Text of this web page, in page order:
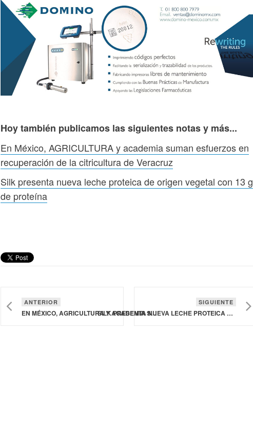
Hoy también publicamos las siguientes notas y más...
En México, AGRICULTURA y academia suman esfuerzos en
recuperación de la citricultura de Veracruz
Silk presenta nueva leche proteica de origen vegetal con 13 g
de proteína
ANTERIOR
EN MÉXICO, AGRICULTURA Y ACADEMIA SUMAN ESFUERZOS EN RECUPERACIÓN DE LA CITRICULTURA DE VERACRUZ
SIGUIENTE
SILK PRESENTA NUEVA LECHE PROTEICA DE ORIGEN VEGETAL CON 13 G DE PROTEÍNA